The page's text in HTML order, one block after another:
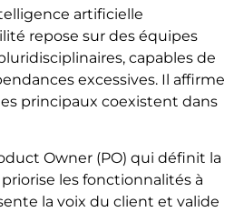
artificielle
repose sur des équipes
capables de
excessives. Il affirme
principaux coexistent dans
Owner (PO) qui définit la
les fonctionnalités à
la voix du client et valide